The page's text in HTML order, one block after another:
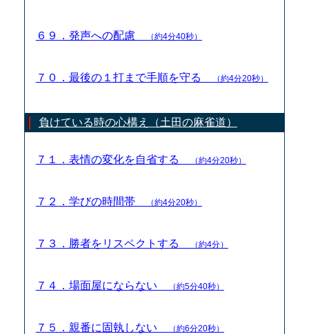
６９．発声への配慮 （約4分40秒）
７０．最後の１打まで手順を守る （約4分20秒）
負けている時の心構え（土田の麻雀道）
７１．表情の変化を自省する （約4分20秒）
７２．学びの時間帯 （約4分20秒）
７３．勝者をリスペクトする （約4分）
７４．場面屋にならない （約5分40秒）
７５．親番に固執しない （約6分20秒）